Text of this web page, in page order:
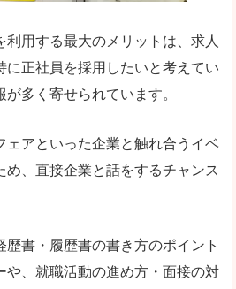
利用する最大のメリットは、求人
に正社員を採用したいと考えてい
多く寄せられています。
ェアといった企業と触れ合うイベ
め、直接企業と話をするチャンス
歴書・履歴書の書き方のポイント
や、就職活動の進め方・面接の対